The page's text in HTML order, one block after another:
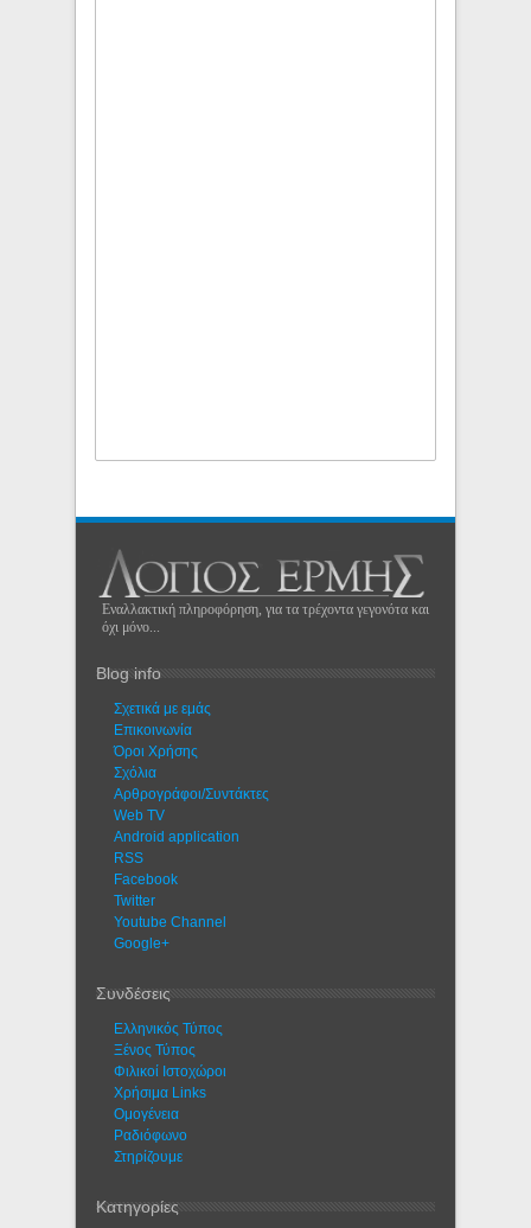
Εναλλακτική πληροφόρηση, για τα τρέχοντα γεγονότα και
όχι μόνο...
Blog info
Σχετικά με εμάς
Eπικοινωνία
Όροι Χρήσης
Σχόλια
Αρθρογράφοι/Συντάκτες
Web TV
Android application
RSS
Facebook
Twitter
Youtube Channel
Google+
Συνδέσεις
Ελληνικός Τύπος
Ξένος Τύπος
Φιλικοί Ιστοχώροι
Χρήσιμα Links
Ομογένεια
Ραδιόφωνο
Στηρίζουμε
Κατηγορίες